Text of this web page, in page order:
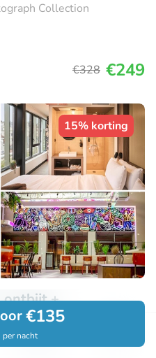
Boekingen
€135
per nacht
Collection
€328 €249
15% korting
ontbijt +
check-out in hartje